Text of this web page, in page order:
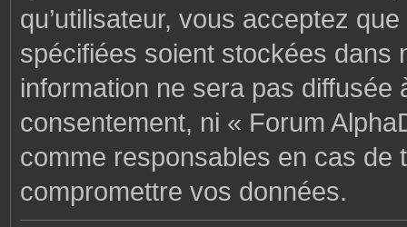
qu’utilisateur, vous acceptez
spécifiées soient stockées dans
information ne sera pas
consentement, ni « Forum
comme responsables en cas de
compromettre vos données.